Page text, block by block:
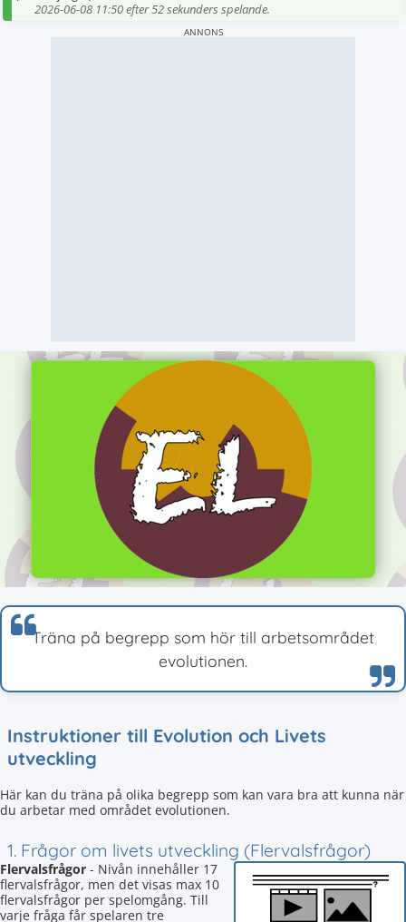
2026-06-08 11:50 efter 52 sekunders spelande.
ANNONS
Träna på begrepp som hör till arbetsområdet
evolutionen.
Instruktioner till Evolution och Livets
utveckling
Här kan du träna på olika begrepp som kan vara bra att kunna när
du arbetar med området evolutionen.
1. Frågor om livets utveckling (Flervalsfrågor)
Flervalsfrågor - Nivån innehåller 17
flervalsfrågor, men det visas max 10
flervalsfrågor per spelomgång. Till
varje fråga får spelaren tre